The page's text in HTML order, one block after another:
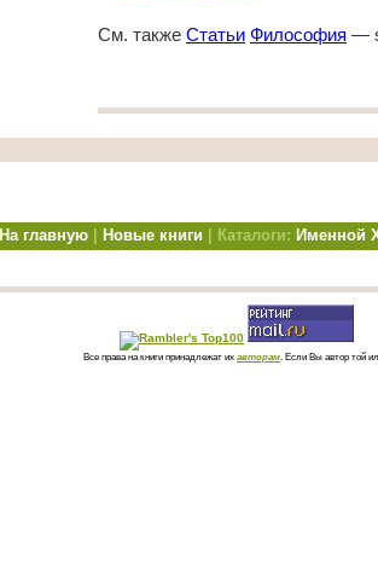
См. также Статьи Философия —
На главную Новые книги | Каталоги: Именной
Все права на книги принадлежат их авторам. Если Вы автор той